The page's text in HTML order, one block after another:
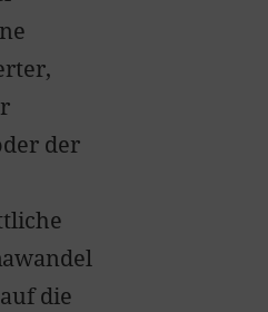
der
die